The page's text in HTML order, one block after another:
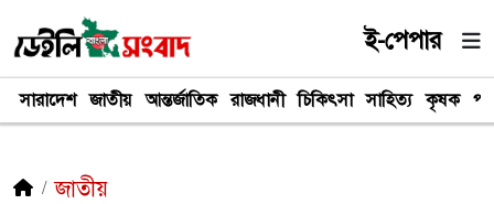
ই-পেপার
সারাদেশ জাতীয় আন্তর্জাতিক রাজধানী চিকিৎসা সাহিত্য কৃষক
জাতীয়